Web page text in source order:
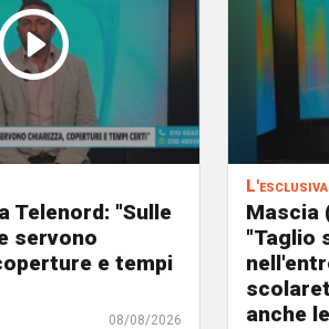
Telenord: "Sulle
servono
e tempi
08/08/2026
L'esclusiva
Mascia
"Taglio
anche